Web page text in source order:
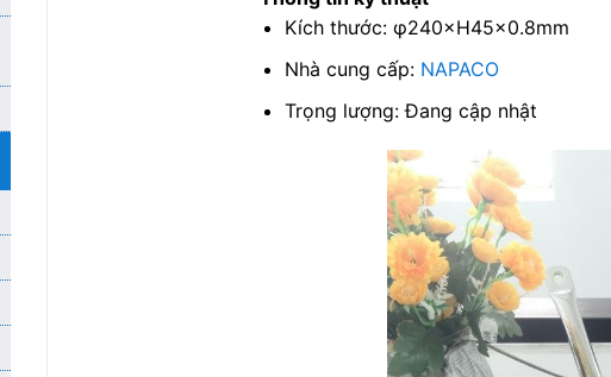
Kích thước: φ240×H45x0.8mm
Nhà cung cấp: NAPACO
Trọng lượng: Đang cập nhật